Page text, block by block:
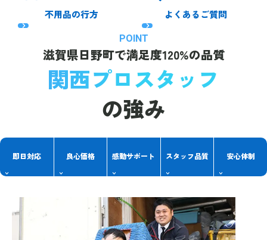
不用品の行方 よくあるご質問
POINT
滋賀県日野町で満足度120%の品質
関西プロスタッフ
の強み
即日対応 良心価格 感動サポート スタッフ品質 安心体制